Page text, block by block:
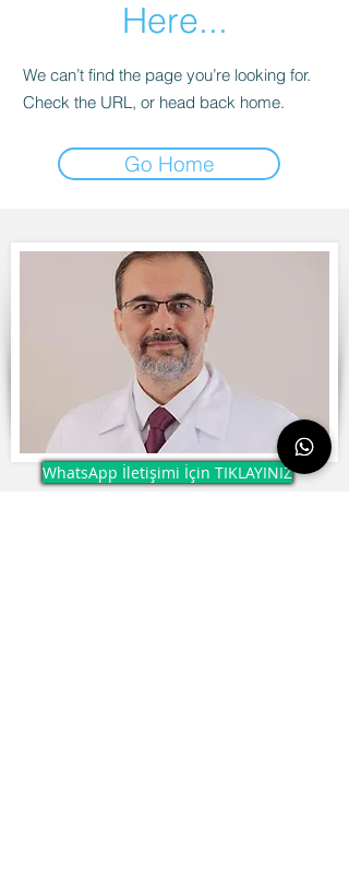
Here...
We can’t find the page you’re looking for.
Check the URL, or head back home.
Go Home
WhatsApp İletişimi İçin TIKLAYINIZ